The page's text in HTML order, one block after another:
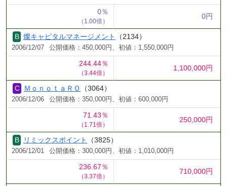
0％
（1.00倍）
0円
燦キャピタルマネージメント （2134）
2006/12/07 公開価格：450,000円、初値：1,550,000円
244.44％
（3.44倍）
1,100,000円
ＭｏｎｏｔａＲＯ （3064）
2006/12/06 公開価格：350,000円、初値：600,000円
71.43％
（1.71倍）
250,000円
リミックスポイント （3825）
2006/12/01 公開価格：300,000円、初値：1,010,000円
236.67％
（3.37倍）
710,000円